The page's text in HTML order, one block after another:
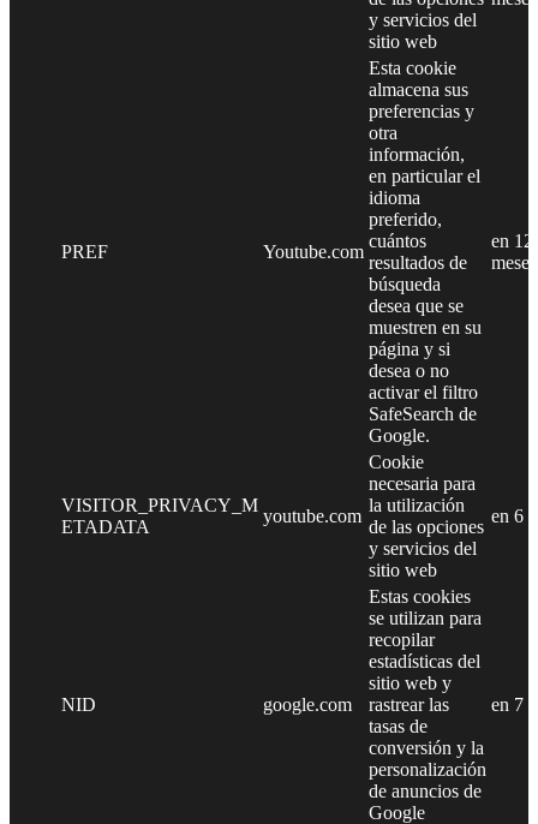
y servicios del
sitio web
PREF Youtube.com
Esta cookie
almacena sus
preferencias y
otra
información,
en particular el
idioma
preferido,
cuántos
resultados de
búsqueda
desea que se
muestren en su
página y si
desea o no
activar el filtro
SafeSearch de
Google.
en 12
meses
VISITOR_PRIVACY_M
ETADATA
youtube.com
Cookie
necesaria para
la utilización
de las opciones
y servicios del
sitio web
en 6
NID google.com
Estas cookies
se utilizan para
recopilar
estadísticas del
sitio web y
rastrear las
tasas de
conversión y la
personalización
de anuncios de
Google
en 7